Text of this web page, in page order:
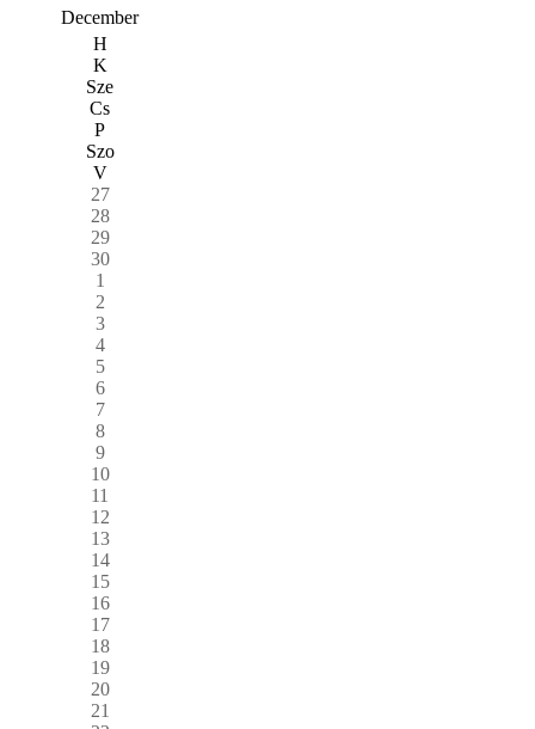
December
H
K
Sze
Cs
P
Szo
V
27
28
29
30
1
2
3
4
5
6
7
8
9
10
11
12
13
14
15
16
17
18
19
20
21